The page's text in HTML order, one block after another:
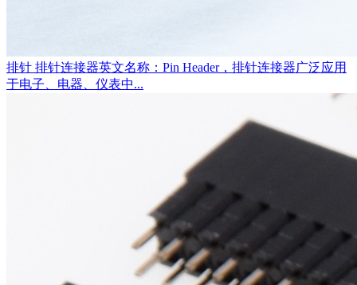
排针 排针连接器英文名称：Pin Header，排针连接器广泛应用
于电子、电器、仪表中...